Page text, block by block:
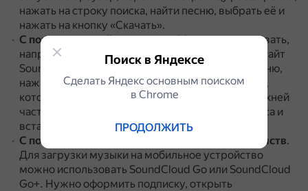
нажать на строку поиска, найти песню, выбрать её и
нажать на кнопку «Скачать».
С помощью онлайн-сервисов.Можно использовать,
например, SoundCloud to MP3.Нужно открыть сайт
SoundCloud, нажать на строку поиска, найти песню,
нажать на её название и скопировать URL-адрес,
который отображается в адресной строке в верхней
части окна браузера.
Затем открыть сайт сервиса и
вставить скопированный URL.
С помощью приложения для мобильных устройств.
Для загрузки музыки на мобильное устройство
можно использовать SoundCloud Go или SoundCloud
Go+. Нужно оформить подписку, открыть
Поиск в Яндексе
Сделать Яндекс основным поиском
в Сhrome
ПРОДОЛЖИТЬ